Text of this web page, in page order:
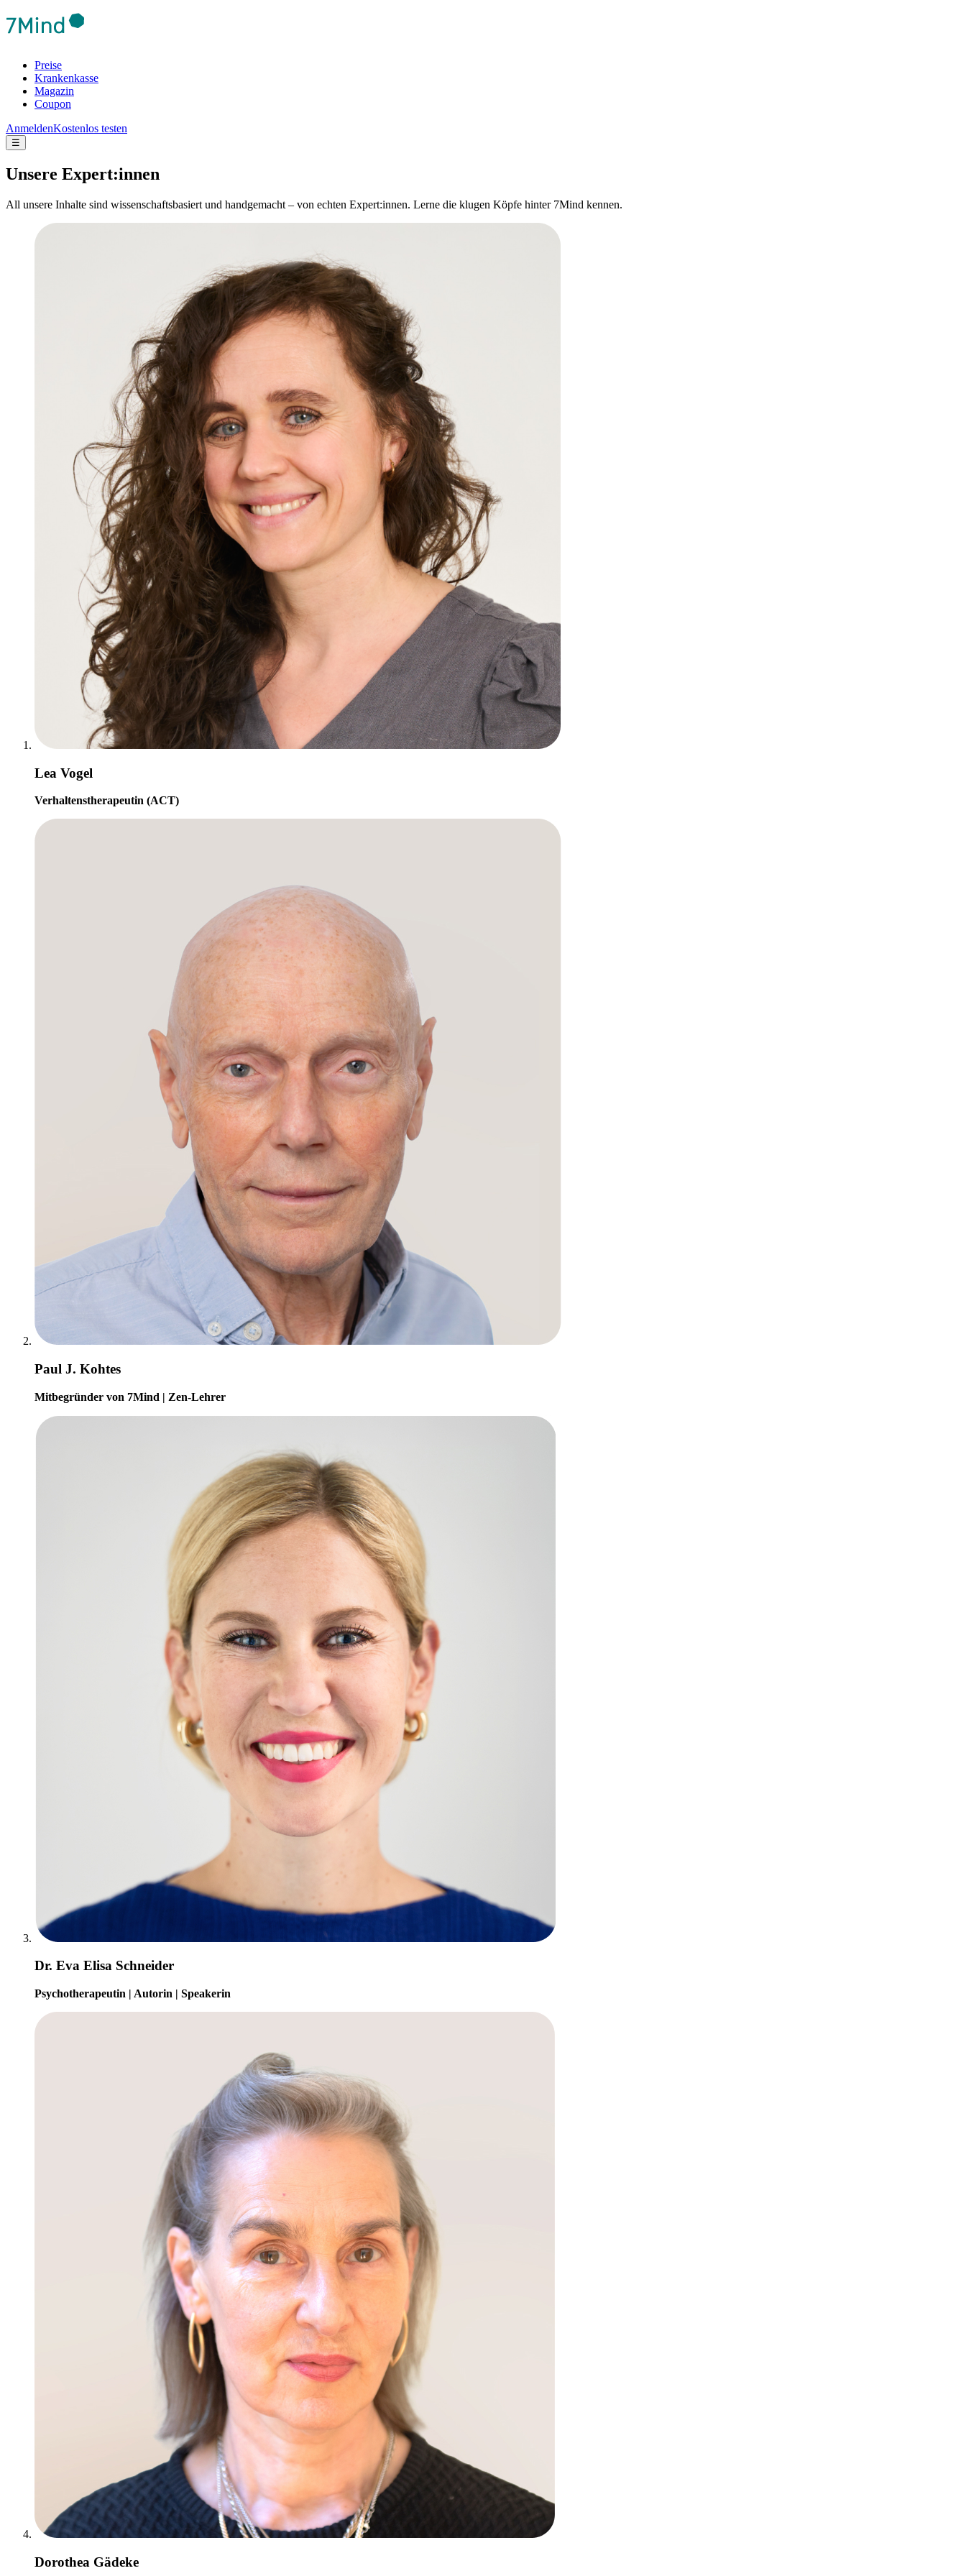
Preise
Krankenkasse
Magazin
Coupon
AnmeldenKostenlos testen
☰
Unsere Expert:innen
All unsere Inhalte sind wissenschaftsbasiert und handgemacht – von echten Expert:innen. Lerne die klugen Köpfe hinter 7Mind kennen.
Lea Vogel
Verhaltenstherapeutin (ACT)
Paul J. Kohtes
Mitbegründer von 7Mind | Zen-Lehrer
Dr. Eva Elisa Schneider
Psychotherapeutin | Autorin | Speakerin
Dorothea Gädeke